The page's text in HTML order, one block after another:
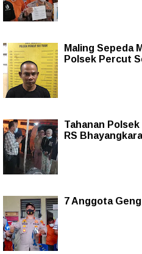
Maling Sepeda
Polsek Percut
Tahanan
RS Bhayangkara
7 Anggota